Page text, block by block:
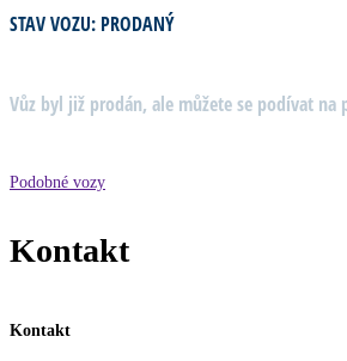
STAV VOZU: PRODANÝ
Vůz byl již prodán, ale můžete se podívat na
Podobné vozy
Kontakt
Kontakt